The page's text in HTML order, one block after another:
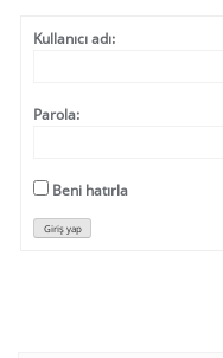
Kullanıcı adı:
Parola:
Beni hatırla
Giriş yap